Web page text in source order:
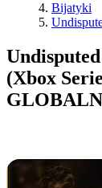
Bijatyki
(Xbox